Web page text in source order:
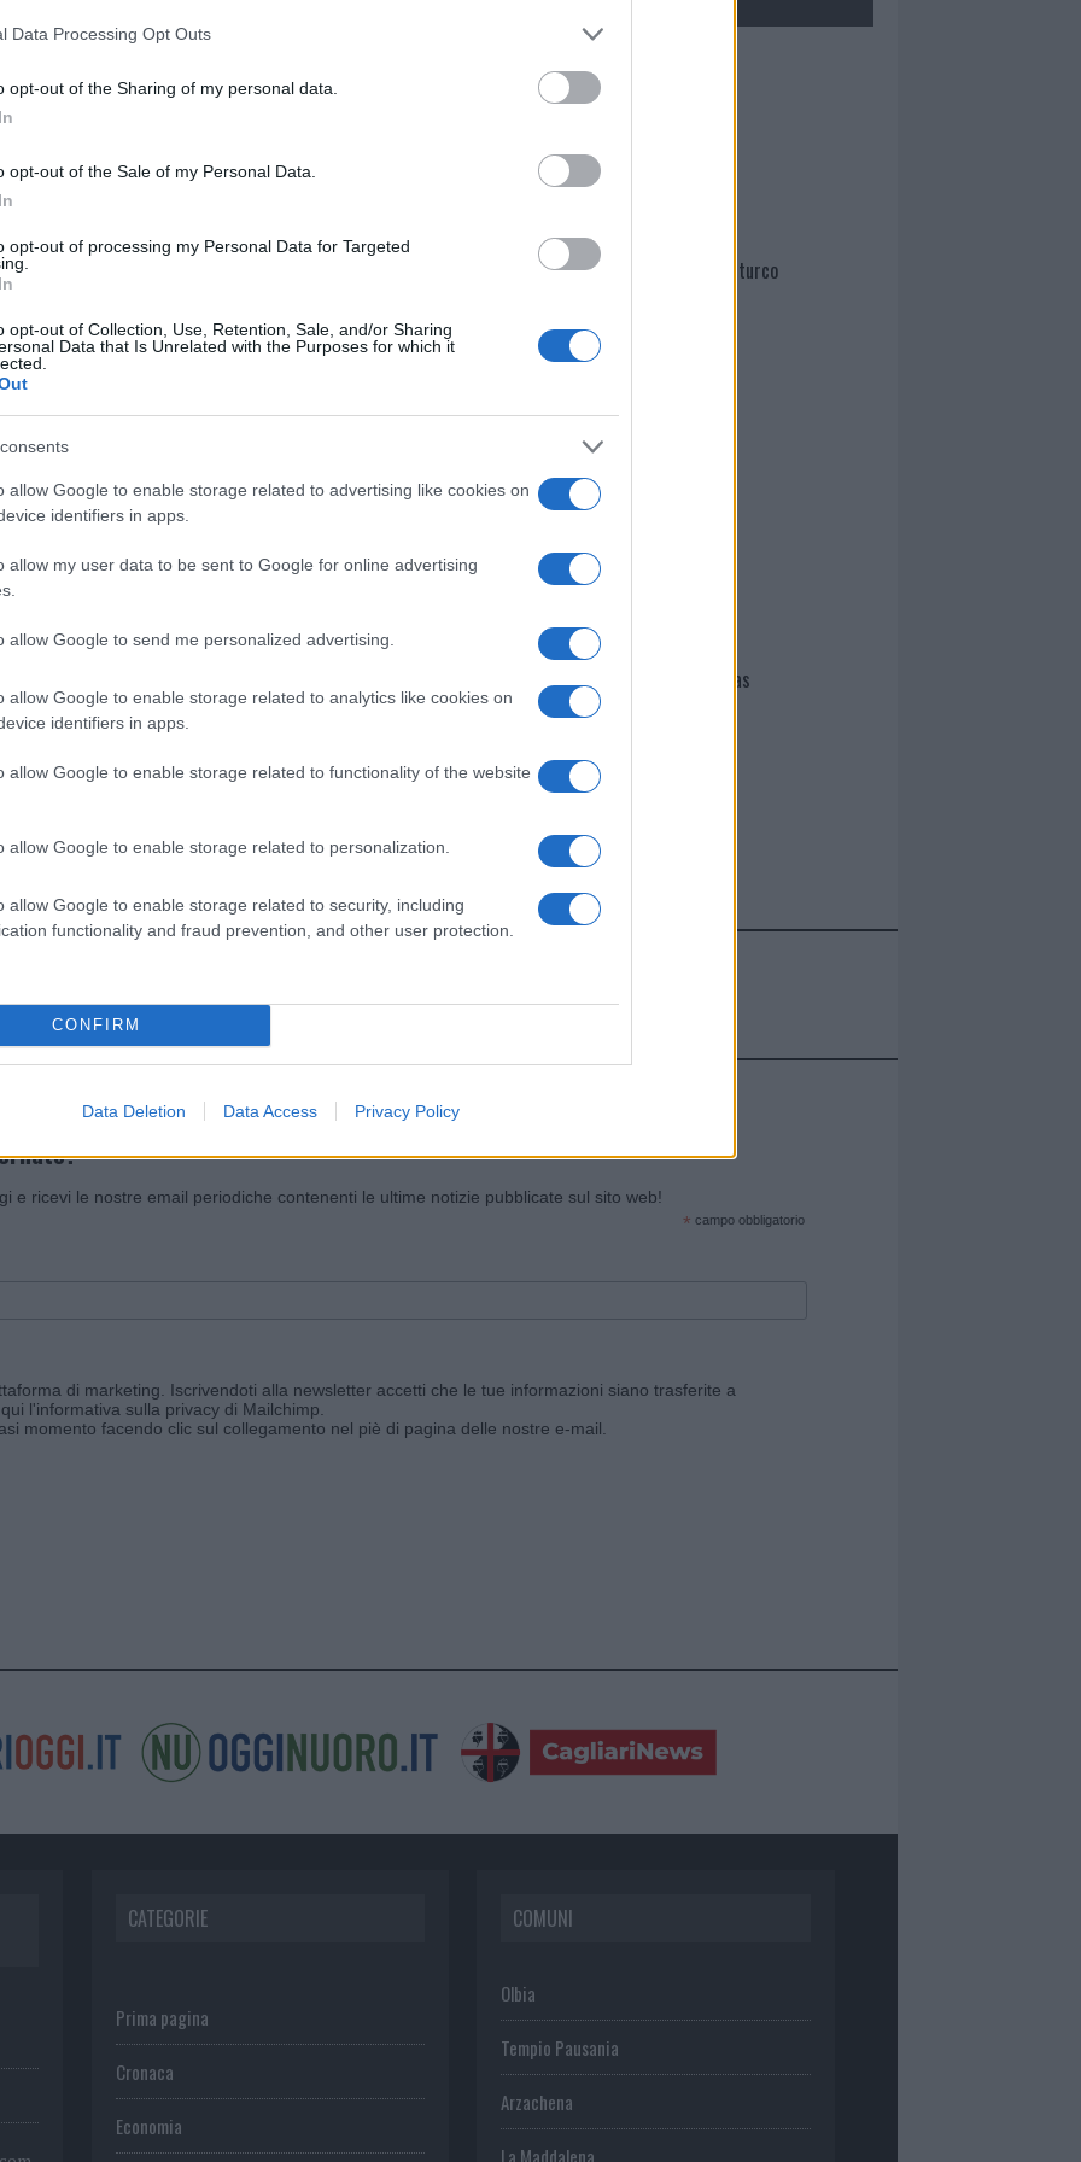
Data Processing Opt Outs
opt-out of the Sharing of my personal data.
opt-out of the Sale of my Personal Data.
opt-out of processing my Personal Data for Targeted
opt-out of Collection, Use, Retention, Sale, and/or Sharing
Data that Is Unrelated with the Purposes for which it
allow Google to enable storage related to advertising like cookies on
identifiers in apps.
allow my user data to be sent to Google for online advertising
allow Google to send me personalized advertising.
allow Google to enable storage related to analytics like cookies on
identifiers in apps.
allow Google to enable storage related to functionality of the website
allow Google to enable storage related to personalization.
allow Google to enable storage related to security, including
functionality and fraud prevention, and other user protection.
CONFIRM
Data Deletion Data Access Privacy Policy
nella sezione
i tuoi video e le tue foto
+39 345 356 7512
di GalluraOggi.it
news da
Prossimo articolo
Mario Malu
Paolo Pinna
Martina Agostina Diturco
I nostri cari
I nostri cari
Giovannimaria Cabras
e ricevi le nostre email periodiche contenenti le ultime notizie pubblicate sul sito web!
* campo obbligatorio
di marketing. Iscrivendoti alla newsletter accetti che le tue informazioni siano trasferite a
l'informativa sulla privacy di Mailchimp
momento facendo clic sul collegamento nel piè di pagina delle nostre e-mail.
CATEGORIE
Prima pagina
Cronaca
Economia
COMUNI
Olbia
Tempio Pausania
Arzachena
La Maddalena